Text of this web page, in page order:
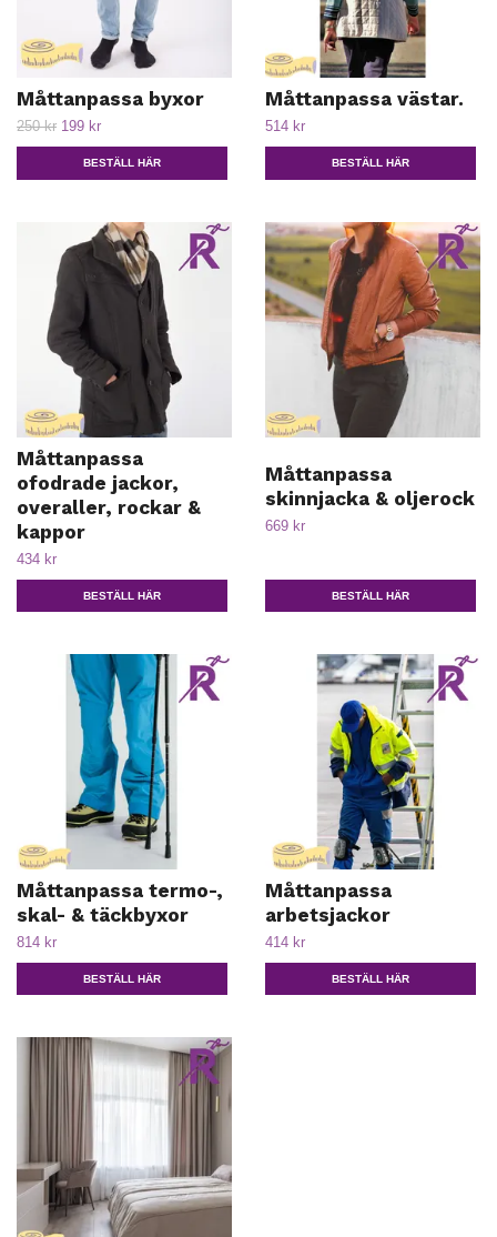
Måttanpassa byxor
250 kr 199 kr
BESTÄLL HÄR
Måttanpassa västar.
514 kr
BESTÄLL HÄR
Måttanpassa
ofodrade jackor,
overaller, rockar &
kappor
434 kr
BESTÄLL HÄR
Måttanpassa
skinnjacka & oljerock
669 kr
BESTÄLL HÄR
Måttanpassa termo-,
skal- & täckbyxor
814 kr
BESTÄLL HÄR
Måttanpassa
arbetsjackor
414 kr
BESTÄLL HÄR